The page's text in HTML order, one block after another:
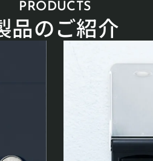
PRODUCTS
品のご紹介